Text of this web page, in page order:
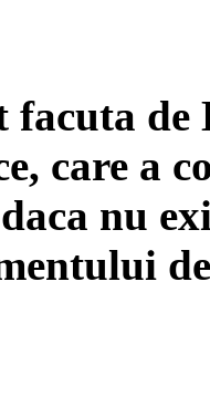
de
care a
nu